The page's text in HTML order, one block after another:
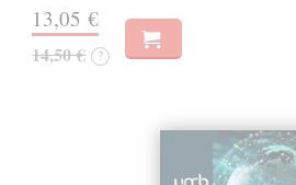
13,05 €
14,50 € ?